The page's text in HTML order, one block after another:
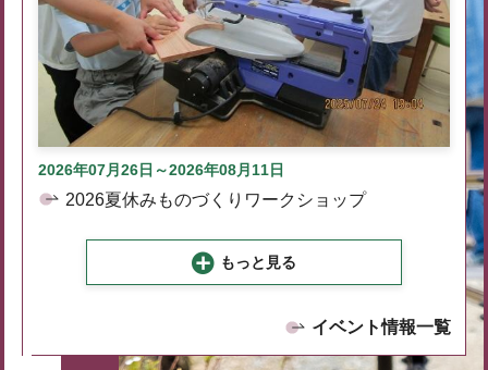
2026年07月26日～2026年08月11日
2026夏休みものづくりワークショップ
もっと見る
イベント情報一覧